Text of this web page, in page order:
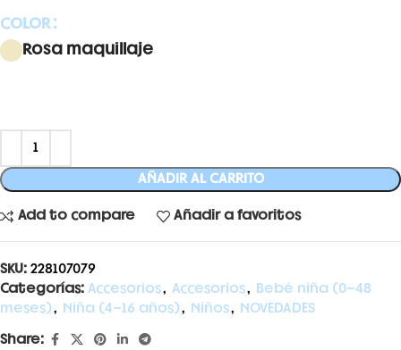
COLOR
Rosa maquillaje
AÑADIR AL CARRITO
Add to compare Añadir a favoritos
SKU: 228107079
Categorías: Accesorios, Accesorios, Bebé niña (0-48
meses), Niña (4-16 años), Niños, NOVEDADES
Share: